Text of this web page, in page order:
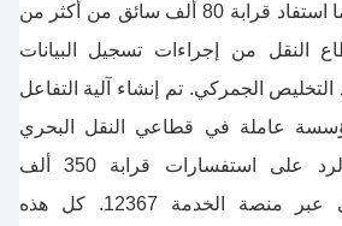
كونغ ومنطقة ماكاو. كما استفاد قرابة 80 ألف سائق من أكثر من
النقل من إجراءات تسجيل البيانات
التخليص الجمركي. تم إنشاء آلية التفاعل
من 2200 مؤسسة عاملة في قطاعي النقل البحري
والتجارة الحدودية، والرد على استفسارات قرابة 350 ألف
متعامل صيني وأجنبي عبر منصة الخدمة 12367. كل هذه